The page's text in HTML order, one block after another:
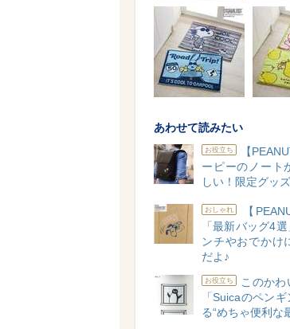
あわせて読みたい
お役立ち
【
ーピーのノート
しい！限定グッ
おしゃれ
【
「最新バッグ4
ンチやおでかけ
だよ♪
お役立ち
このかわ
「Suicaのペン
る“めちゃ便利な